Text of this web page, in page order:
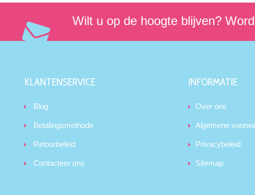
Wilt u op de hoogte blijven?
KLANTENSERVICE
Blog
Betalingsmethode
Retourbeleid
Contacteer ons
INFORMATIE
Over ons
Algemene
Privacybeleid
Sitemap